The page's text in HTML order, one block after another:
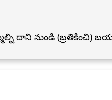
నుండి (బ్రతికించి)